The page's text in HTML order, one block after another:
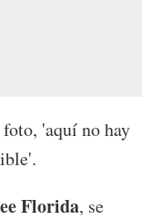
'aquí no hay
Florida, se